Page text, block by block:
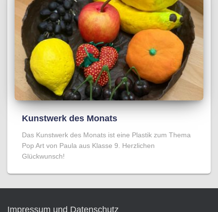
Kunstwerk des Monats
Das Kunstwerk des Monats ist eine Plastik zum Thema
Pop Art von Paula aus Klasse 9. Herzlichen
Glückwunsch!
Impressum und Datenschutz